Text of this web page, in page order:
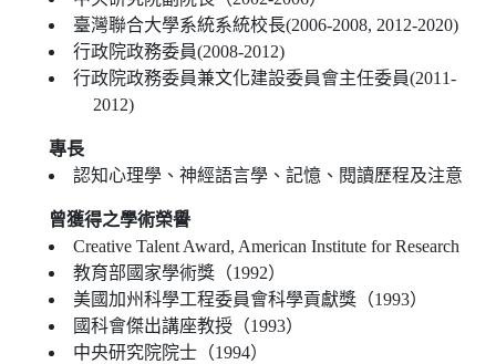
臺灣聯合大學系統系統校長(2006-2008, 2012-2020)
行政院政務委員(2008-2012)
行政院政務委員兼文化建設委員會主任委員(2011-
2012)
專長
認知心理學、神經語言學、記憶、閱讀歷程及注意
曾獲得之學術榮譽
Creative Talent Award, American Institute for Research
教育部國家學術獎（1992）
美國加州科學工程委員會科學貢獻獎（1993）
國科會傑出講座教授（1993）
中央研究院院士（1994）